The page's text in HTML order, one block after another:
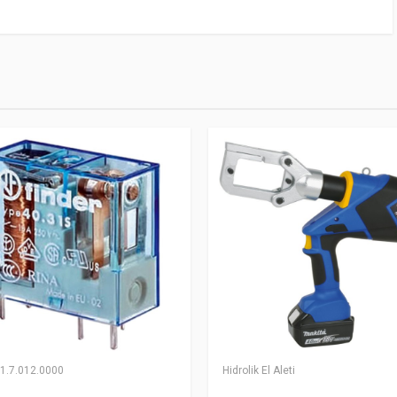
Hidrolik El Aleti